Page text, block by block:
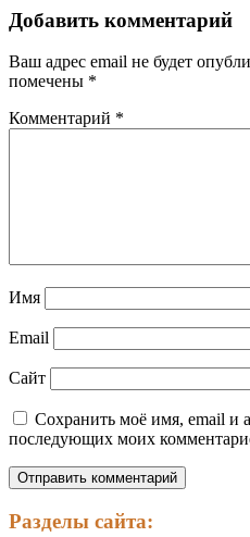
Добавить комментарий
Ваш адрес email не будет
помечены *
Комментарий *
Имя
Email
Сайт
Сохранить моё имя, email и
последующих моих
Разделы сайта: